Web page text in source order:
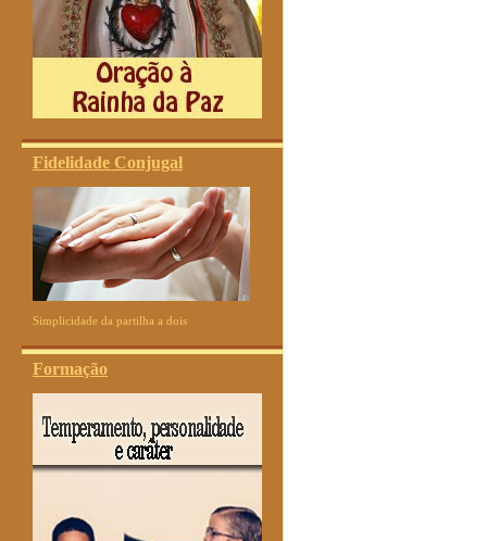
Fidelidade Conjugal
Simplicidade da partilha a dois
Formação